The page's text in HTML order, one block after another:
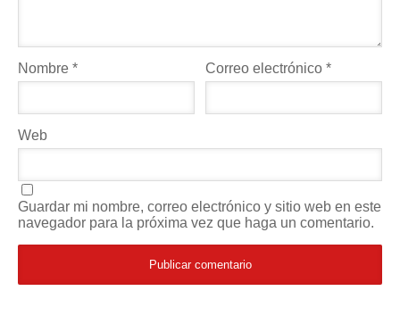
Nombre * Correo electrónico*
Web
Guardar mi nombre, correo electrónico y sitio web en este
navegador para la próxima vez que haga un comentario.